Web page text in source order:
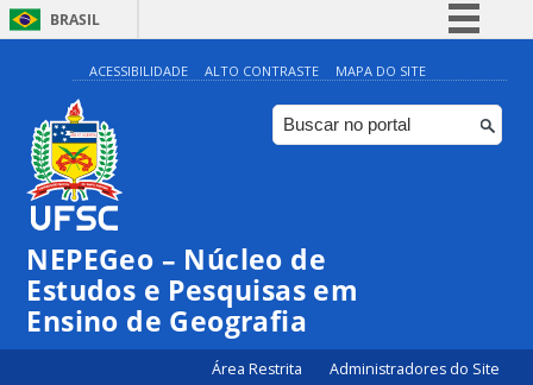
BRASIL
Simplifique!
Comunica BR
Participe
ACESSIBILIDADE ALTO CONTRASTE MAPA DO SITE
NEPEGeo – Núcleo de
Estudos e Pesquisas em
Ensino de Geografia
Área Restrita Administradores do Site